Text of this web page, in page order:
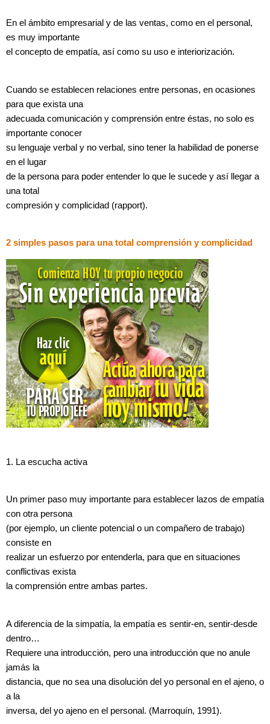
En el ámbito empresarial y de las ventas, como en el personal,
es muy importante
el concepto de empatía, así como su uso e interiorización.
Cuando se establecen relaciones entre personas, en ocasiones
para que exista una
adecuada comunicación y comprensión entre éstas, no solo es
importante conocer
su lenguaje verbal y no verbal, sino tener la habilidad de ponerse
en el lugar
de la persona para poder entender lo que le sucede y así llegar a
una total
compresión y complicidad (rapport).
2 simples pasos para una total comprensión y complicidad
1. La escucha activa
Un primer paso muy importante para establecer lazos de empatía
con otra persona
(por ejemplo, un cliente potencial o un compañero de trabajo)
consiste en
realizar un esfuerzo por entenderla, para que en situaciones
conflictivas exista
la comprensión entre ambas partes.
A diferencia de la simpatía, la empatía es sentir-en, sentir-desde
dentro…
Requiere una introducción, pero una introducción que no anule
jamás la
distancia, que no sea una disolución del yo personal en el ajeno, o
a la
inversa, del yo ajeno en el personal. (Marroquín, 1991).